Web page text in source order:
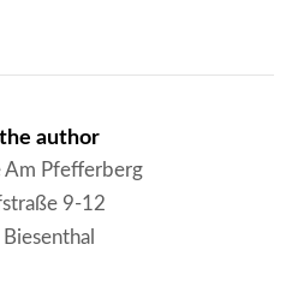
author
Am Pfefferberg
9-12